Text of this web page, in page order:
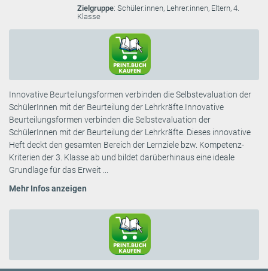
Zielgruppe: Schüler:innen, Lehrer:innen, Eltern, 4.
Klasse
Innovative Beurteilungsformen verbinden die Selbstevaluation der
SchülerInnen mit der Beurteilung der Lehrkräfte.Innovative
Beurteilungsformen verbinden die Selbstevaluation der
SchülerInnen mit der Beurteilung der Lehrkräfte. Dieses innovative
Heft deckt den gesamten Bereich der Lernziele bzw. Kompetenz-
Kriterien der 3. Klasse ab und bildet darüberhinaus eine ideale
Grundlage für das Erweit ...
Mehr Infos anzeigen